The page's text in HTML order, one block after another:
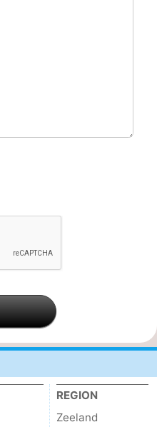
REGION
Zeeland